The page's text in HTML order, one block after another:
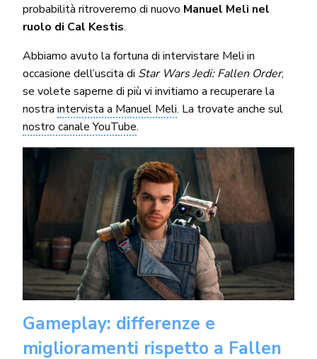
probabilità ritroveremo di nuovo Manuel Meli nel
ruolo di Cal Kestis.
Abbiamo avuto la fortuna di intervistare Meli in
occasione dell’uscita di Star Wars Jedi: Fallen Order,
se volete saperne di più vi invitiamo a recuperare la
nostra intervista a Manuel Meli. La trovate anche sul
nostro canale YouTube.
Gameplay: differenze e
miglioramenti rispetto a Fallen